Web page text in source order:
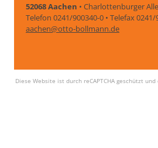
52068 Aachen • Charlottenburger
Telefon 0241/900340-0 • Telefax 0241/
aachen@otto-bollmann.de
Diese Website ist durch reCAPTCHA geschützt